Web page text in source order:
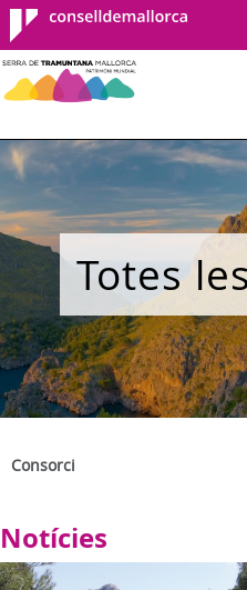
Consell de
Mallorca
Totes
Consorci
Notícies